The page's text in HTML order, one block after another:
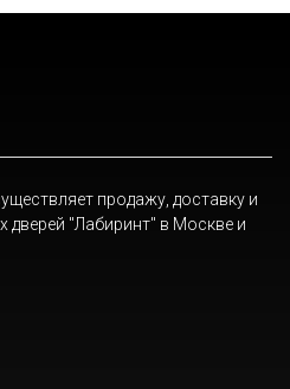
продажу, доставку и
дверей "Лабиринт" в Москве и